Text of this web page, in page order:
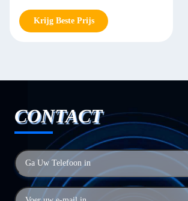
Krijg Beste Prijs
CONTACT